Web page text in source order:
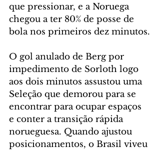
que pressionar, e a Noruega
chegou a ter 80% de posse de
bola nos primeiros dez minutos.
O gol anulado de Berg por
impedimento de Sorloth logo
aos dois minutos assustou uma
Seleção que demorou para se
encontrar para ocupar espaços
e conter a transição rápida
norueguesa. Quando ajustou
posicionamentos, o Brasil viveu